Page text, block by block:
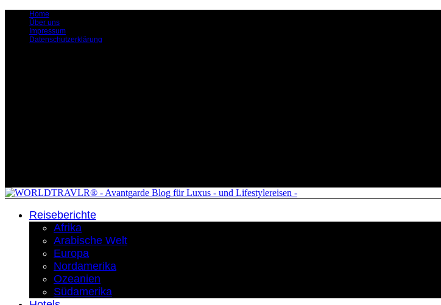
Home
Über uns
Impressum
Datenschutzerklärung
Reiseberichte
Afrika
Arabische Welt
Europa
Nordamerika
Ozeanien
Südamerika